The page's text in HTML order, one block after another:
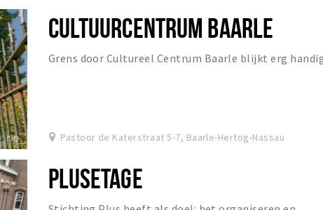
CULTUURCENTRUM BAARLE
Grens door Cultureel Centrum Baarle blijkt erg
Pastoor de Katerstraat 5-7, Baarle-Hertog-Nassau
PLUSETAGE